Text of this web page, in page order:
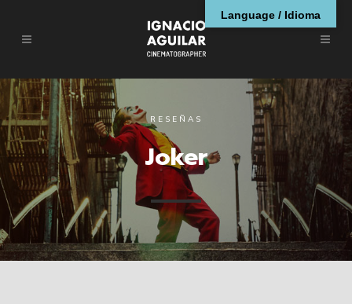
RESEÑAS
Joker
Language / Idioma